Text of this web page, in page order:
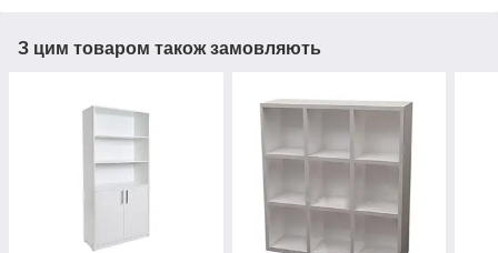
З цим товаром також замовляють